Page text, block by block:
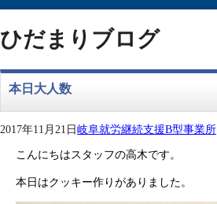
ひだまりブログ
本日大人数
2017年11月21日岐阜就労継続支援B型事業所
こんにちはスタッフの高木です。
本日はクッキー作りがありました。